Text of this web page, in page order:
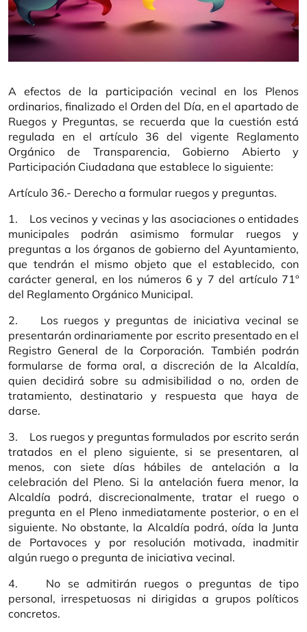
A efectos de la participación vecinal en los Plenos
ordinarios, finalizado el Orden del Día, en el apartado de
Ruegos y Preguntas, se recuerda que la cuestión está
regulada en el artículo 36 del vigente Reglamento
Orgánico de Transparencia, Gobierno Abierto y
Participación Ciudadana que establece lo siguiente:
Artículo 36.- Derecho a formular ruegos y preguntas.
1. Los vecinos y vecinas y las asociaciones o entidades
municipales podrán asimismo formular ruegos y
preguntas a los órganos de gobierno del Ayuntamiento,
que tendrán el mismo objeto que el establecido, con
carácter general, en los números 6 y 7 del artículo 71º
del Reglamento Orgánico Municipal.
2. Los ruegos y preguntas de iniciativa vecinal se
presentarán ordinariamente por escrito presentado en el
Registro General de la Corporación. También podrán
formularse de forma oral, a discreción de la Alcaldía,
quien decidirá sobre su admisibilidad o no, orden de
tratamiento, destinatario y respuesta que haya de
darse.
3. Los ruegos y preguntas formulados por escrito serán
tratados en el pleno siguiente, si se presentaren, al
menos, con siete días hábiles de antelación a la
celebración del Pleno. Si la antelación fuera menor, la
Alcaldía podrá, discrecionalmente, tratar el ruego o
pregunta en el Pleno inmediatamente posterior, o en el
siguiente. No obstante, la Alcaldía podrá, oída la Junta
de Portavoces y por resolución motivada, inadmitir
algún ruego o pregunta de iniciativa vecinal.
4. No se admitirán ruegos o preguntas de tipo
personal, irrespetuosas ni dirigidas a grupos políticos
concretos.